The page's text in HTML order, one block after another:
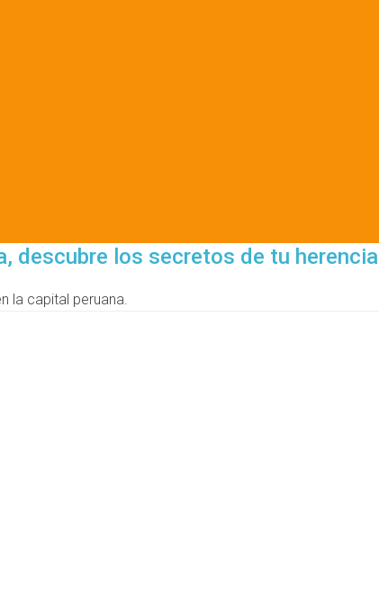
descubre los secretos de tu herencia
la capital peruana.